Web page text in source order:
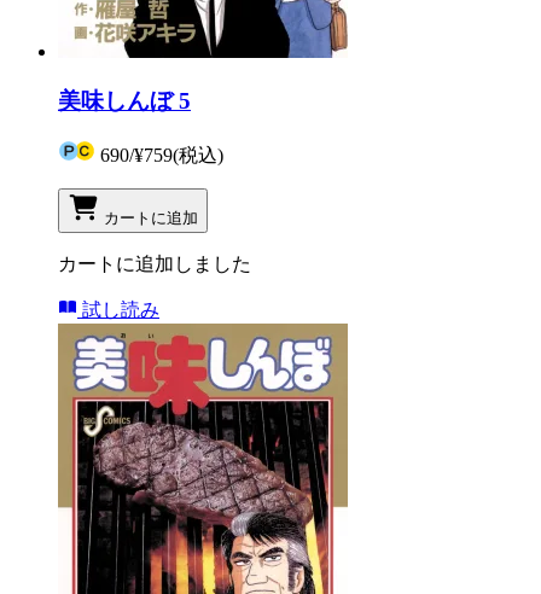
美味しんぼ 5
690/¥759(税込)
カートに追加
カートに追加しました
試し読み